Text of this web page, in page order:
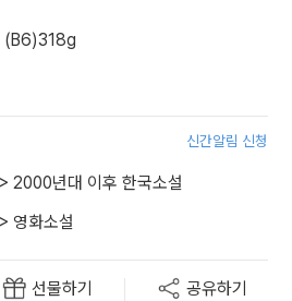
318g
신간알림 신청
> 2000년대 이후 한국소설
> 영화소설
선물하기 공유하기